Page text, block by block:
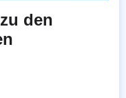
den